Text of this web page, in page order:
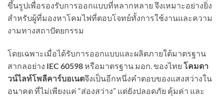
ขึ้นรูปเพื่อรองรับการออกแบบที่หลากหลาย จึงเหมาะอย่างยิ่ง
สำหรับผู้ที่มองหาโคมไฟที่ตอบโจทย์ทั้งการใช้งานและความ
งามทางสถาปัตยกรรม
โดยเฉพาะเมื่อได้รับการออกแบบและผลิตภายใต้มาตรฐาน
สากลอย่าง IEC 60598หรือมาตรฐาน มอก. ของไทย โคมดา
วน์ไลท์โพลีคาร์บอเนตจึงเป็นอีกหนึ่งคำตอบของแสงสว่างใน
อนาคต ที่ไม่เพียงแค่ “ส่องสว่าง” แต่ยังปลอดภัย คุ้มค่า และ